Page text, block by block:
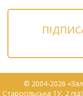
© 2004-2026
Старосільська 1У, 2